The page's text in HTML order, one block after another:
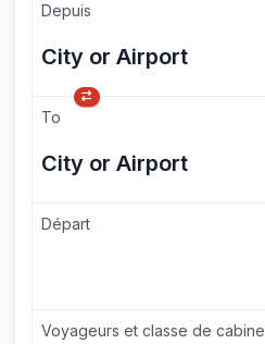
Depuis
To
Départ
Voyageurs et classe de cabine